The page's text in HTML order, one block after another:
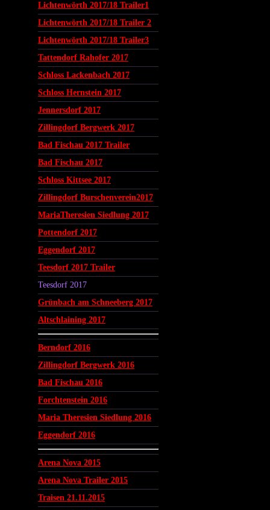
Lichtenwörth 2017/18 Trailer1
Lichtenwörth 2017/18 Trailer 2
Lichtenwörth 2017/18 Trailer3
Tattendorf Rahofer 2017
Schloss Lackenbach 2017
Schloss Hernstein 2017
Jennersdorf 2017
Zillingdorf Bergwerk 2017
Bad Fischau 2017 Trailer
Bad Fischau 2017
Schloss Kittsee 2017
Zillingdorf Burschenverein2017
MariaTheresien Siedlung 2017
Pottendorf 2017
Eggendorf 2017
Teesdorf 2017 Trailer
Teesdorf 2017
Grünbach am Schneeberg 2017
Altschlaining 2017
Berndorf 2016
Zillingdorf Bergwerk 2016
Bad Fischau 2016
Forchtenstein 2016
Maria Theresien Siedlung 2016
Eggendorf 2016
Arena Nova 2015
Arena Nova Trailer 2015
Traisen 21.11.2015